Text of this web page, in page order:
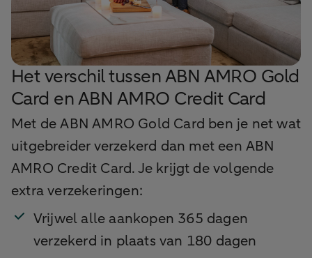
Het verschil tussen ABN AMRO Gold
Card en ABN AMRO Credit Card
Met de ABN AMRO Gold Card ben je net wat
uitgebreider verzekerd dan met een ABN
AMRO Credit Card. Je krijgt de volgende
extra verzekeringen:
Vrijwel alle aankopen 365 dagen
verzekerd in plaats van 180 dagen